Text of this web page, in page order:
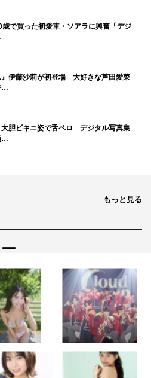
で買った初愛車・ソアラに興奮「デジ
』伊藤沙莉が初登場 大好きな芦田愛菜
…
大胆ビキニ姿で舌ペロ デジタル写真集
…
もっと見る